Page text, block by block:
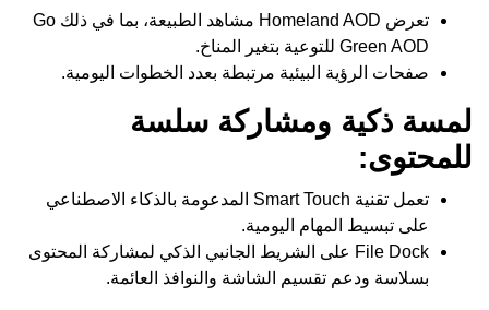
تعرض Homeland AOD مشاهد الطبيعة، بما في ذلك Go
Green AOD للتوعية بتغير المناخ.
صفحات الرؤية البيئية مرتبطة بعدد الخطوات اليومية.
لمسة ذكية ومشاركة سلسة
للمحتوى:
تعمل تقنية Smart Touch المدعومة بالذكاء الاصطناعي
على تبسيط المهام اليومية.
File Dock على الشريط الجانبي الذكي لمشاركة المحتوى
بسلاسة ودعم تقسيم الشاشة والنوافذ العائمة.